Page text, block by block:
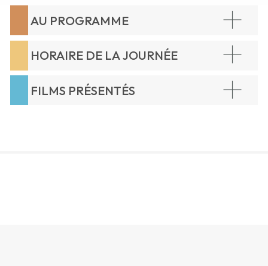
AU PROGRAMME
HORAIRE DE LA JOURNÉE
FILMS PRÉSENTÉS